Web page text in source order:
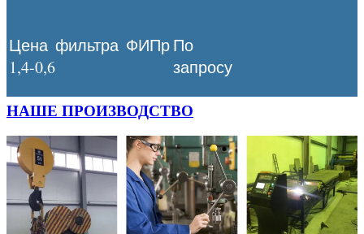
Цена фильтра ФИПр
1,4-0,6
По
запросу
НАШЕ ПРОИЗВОДСТВО